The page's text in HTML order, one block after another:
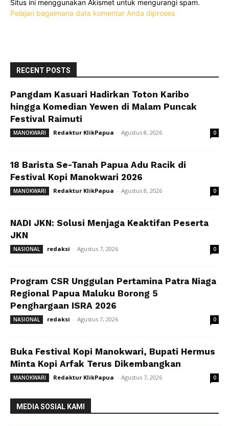
Situs ini menggunakan Akismet untuk mengurangi spam.
Pelajari bagaimana data komentar Anda diproses
RECENT POSTS
Pangdam Kasuari Hadirkan Toton Karibo
hingga Komedian Yewen di Malam Puncak
Festival Raimuti
MANOKWARI Redaktur KlikPapua - Agustus 8, 2026 0
18 Barista Se-Tanah Papua Adu Racik di
Festival Kopi Manokwari 2026
MANOKWARI Redaktur KlikPapua - Agustus 8, 2026 0
NADI JKN: Solusi Menjaga Keaktifan Peserta
JKN
NASIONAL redaksi - Agustus 7, 2026 0
Program CSR Unggulan Pertamina Patra Niaga
Regional Papua Maluku Borong 5
Penghargaan ISRA 2026
NASIONAL redaksi - Agustus 7, 2026 0
Buka Festival Kopi Manokwari, Bupati Hermus
Minta Kopi Arfak Terus Dikembangkan
MANOKWARI Redaktur KlikPapua - Agustus 7, 2026 0
MEDIA SOSIAL KAMI